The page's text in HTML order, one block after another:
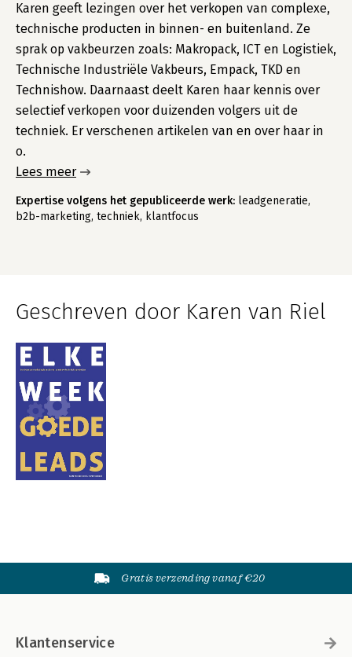
Karen geeft lezingen over het verkopen van complexe,
technische producten in binnen- en buitenland. Ze
sprak op vakbeurzen zoals: Makropack, ICT en Logistiek,
Technische Industriële Vakbeurs, Empack, TKD en
Technishow. Daarnaast deelt Karen haar kennis over
selectief verkopen voor duizenden volgers uit de
techniek. Er verschenen artikelen van en over haar in
o.
Lees meer
Expertise volgens het gepubliceerde werk: leadgeneratie,
b2b-marketing, techniek, klantfocus
Geschreven door Karen van Riel
Gratis verzending vanaf €20
Klantenservice